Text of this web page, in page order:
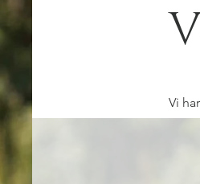
Vi